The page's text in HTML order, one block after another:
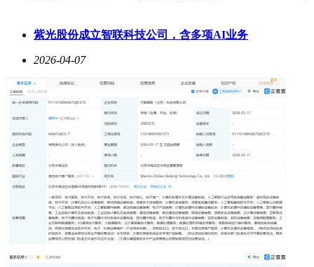
紫光股份成立智联科技公司，含多项AI业务
2026-04-07